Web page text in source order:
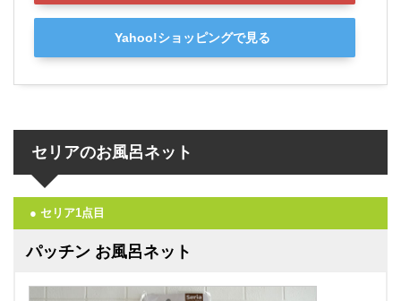
Yahoo!ショッピングで見る
セリアのお風呂ネット
● セリア1点目
パッチン お風呂ネット